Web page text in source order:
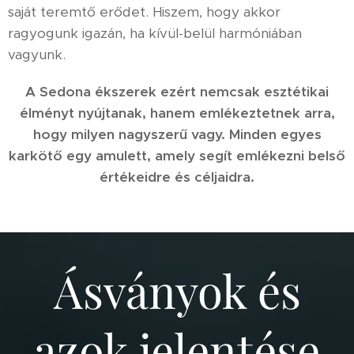
saját teremtő erődet. Hiszem, hogy akkor
ragyogunk igazán, ha kívül-belül harmóniában
vagyunk.
A Sedona ékszerek ezért nemcsak esztétikai
élményt nyújtanak, hanem emlékeztetnek arra,
hogy milyen nagyszerű vagy. Minden egyes
karkötő egy amulett, amely segít emlékezni belső
értékeidre és céljaidra.
Ásványok és